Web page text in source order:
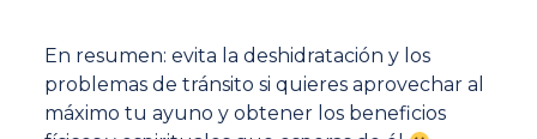
En resumen: evita la deshidratación y los
problemas de tránsito si quieres aprovechar al
máximo tu ayuno y obtener los beneficios